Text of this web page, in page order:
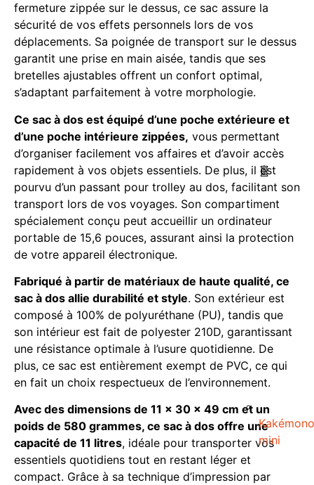
Kakémono
mini
fermeture zippée sur le dessus, ce sac assure la
sécurité de vos effets personnels lors de vos
déplacements. Sa poignée de transport sur le dessus
garantit une prise en main aisée, tandis que ses
bretelles ajustables offrent un confort optimal,
s’adaptant parfaitement à votre morphologie.
Ce sac à dos est équipé d’une poche extérieure et
d’une poche intérieure zippées, vous permettant
d’organiser facilement vos affaires et d’avoir accès
rapidement à vos objets essentiels. De plus, il est
pourvu d’un passant pour trolley au dos, facilitant son
transport lors de vos voyages. Son compartiment
spécialement conçu peut accueillir un ordinateur
portable de 15,6 pouces, assurant ainsi la protection
de votre appareil électronique.
Fabriqué à partir de matériaux de haute qualité, ce
sac à dos allie durabilité et style. Son extérieur est
composé à 100% de polyuréthane (PU), tandis que
son intérieur est fait de polyester 210D, garantissant
une résistance optimale à l’usure quotidienne. De
plus, ce sac est entièrement exempt de PVC, ce qui
en fait un choix respectueux de l’environnement.
Avec des dimensions de 11 x 30 x 49 cm et un
poids de 580 grammes, ce sac à dos offre une
capacité de 11 litres, idéale pour transporter vos
essentiels quotidiens tout en restant léger et
compact. Grâce à sa technique d’impression par